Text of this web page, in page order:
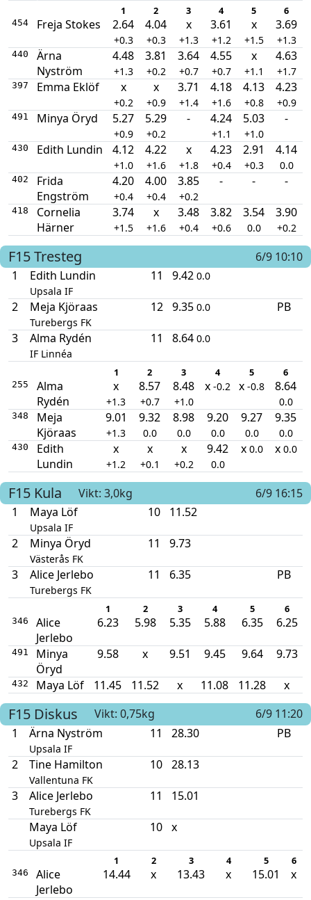
1 2 3 4 5 6
454 Freja Stokes 2.64
+0.3
4.04
+0.3
x
+1.3
3.61
+1.2
x
+1.5
3.69
+1.3
440
Ärna
Nyström
4.48
+1.3
3.81
+0.2
3.64
+0.7
4.55
+0.7
x
+1.1
4.63
+1.7
397 Emma Eklöf x
+0.2
x
+0.9
3.71
+1.4
4.18
+1.6
4.13
+0.8
4.23
+0.9
491 Minya Öryd 5.27
+0.9
5.29
+0.2
- 4.24
+1.1
5.03
+1.0
-
430 Edith Lundin 4.12
+1.0
4.22
+1.6
x
+1.8
4.23
+0.4
2.91
+0.3
4.14
0.0
402
Frida
Engström
4.20
+0.4
4.00
+0.4
3.85
+0.2
- - -
418
Cornelia
Härner
3.74
+1.5
x
+1.6
3.48
+0.4
3.82
+0.6
3.54
0.0
3.90
+0.2
F15Tresteg
6/9 10:10
1
Edith Lundin
Upsala IF
11 9.42 0.0
2 Meja Kjöraas
Turebergs FK
12 9.35 0.0 PB
3 Alma Rydén
IF Linnéa
11 8.64 0.0
1 2 3 4 5 6
255
Alma
Rydén
x
+1.3
8.57
+0.7
8.48
+1.0
x -0.2 x -0.8 8.64
0.0
348
Meja
Kjöraas
9.01
+1.3
9.32
0.0
8.98
0.0
9.20
0.0
9.27
0.0
9.35
0.0
430
Edith
Lundin
x
+1.2
x
+0.1
x
+0.2
9.42
0.0
x 0.0 x 0.0
F15 Kula Vikt: 3,0kg
6/9 16:15
1
Maya Löf
Upsala IF
10 11.52
2 Minya Öryd
Västerås FK
11 9.73
3 Alice Jerlebo
Turebergs FK
11 6.35 PB
1 2 3 4 5 6
346
Alice
Jerlebo
6.23 5.98 5.35 5.88 6.35 6.25
491
Minya
Öryd
9.58 x 9.51 9.45 9.64 9.73
432 Maya Löf 11.45 11.52 x 11.08 11.28 x
F15 Diskus Vikt: 0,75kg
6/9 11:20
1
Ärna Nyström
Upsala IF
11 28.30 PB
2 Tine Hamilton
Vallentuna FK
10 28.13
3 Alice Jerlebo
Turebergs FK
11 15.01
Maya Löf
Upsala IF
10 x
1 2 3 4 5 6
346
Alice
Jerlebo
14.44 x 13.43 x 15.01 x